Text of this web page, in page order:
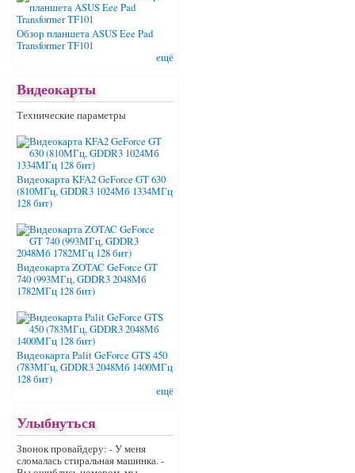
Обзор планшета ASUS Eee Pad
Transformer TF101
ещё
Видеокарты
Технические параметры
Видеокарта KFA2 GeForce GT 630
(810МГц, GDDR3 1024Мб 1334МГц
128 бит)
Видеокарта ZOTAC GeForce GT
740 (993МГц, GDDR3 2048Мб
1782МГц 128 бит)
Видеокарта Palit GeForce GTS 450
(783МГц, GDDR3 2048Мб 1400МГц
128 бит)
ещё
Улыбнуться
Звонок провайдеру: - У меня
сломалась стиральная машинка. -